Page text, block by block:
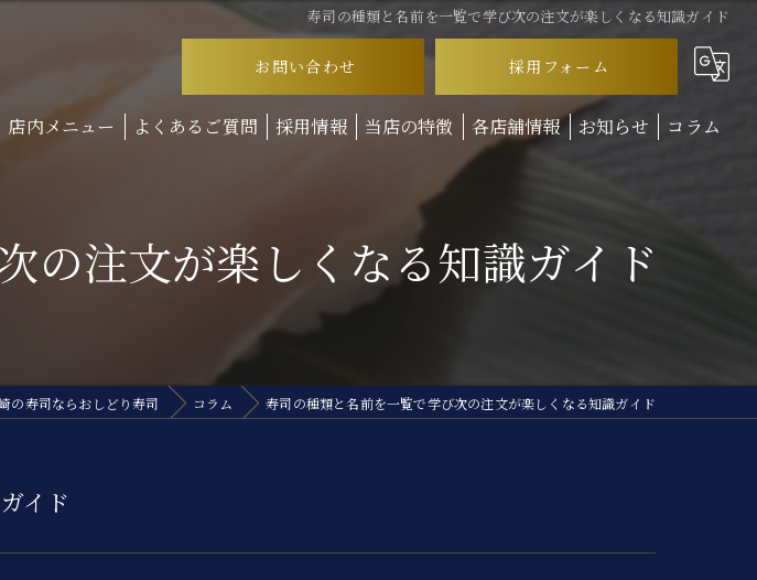
寿司の種類と名前を一覧で学び次の注文が楽しくなる知識ガイド
お問い合わせ 採用フォーム
店内メニュー よくあるご質問 採用情報 当店の特徴
ランチ
ディナー
回転寿司
各店舗情報 お知らせ コラム
の注文が楽しくなる知識ガイド
の寿司ならおしどり寿司 コラム 寿司の種類と名前を一覧で学び次の注文が楽しくなる知識ガイド
イド